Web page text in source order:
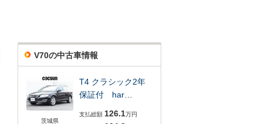
V70の中古車情報
茨城県
T4 クラシック2年
保証付 har…
支払総額 126.1万円